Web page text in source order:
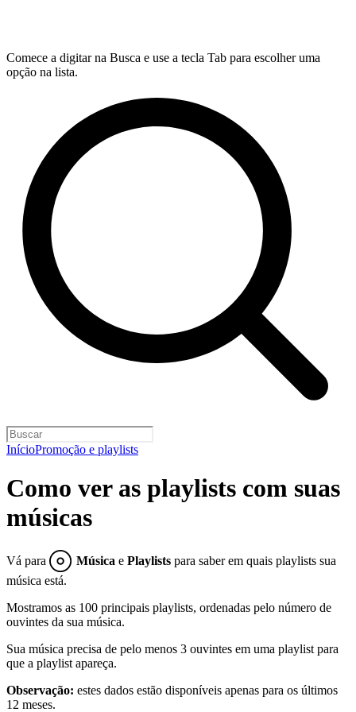
Comece a digitar na Busca e use a tecla Tab para escolher uma
opção na lista.
InícioPromoção e playlists
Como ver as playlists com suas
músicas
Vá para Música e Playlists para saber em quais playlists sua
música está.
Mostramos as 100 principais playlists, ordenadas pelo número de
ouvintes da sua música.
Sua música precisa de pelo menos 3 ouvintes em uma playlist para
que a playlist apareça.
Observação: estes dados estão disponíveis apenas para os últimos
12 meses.